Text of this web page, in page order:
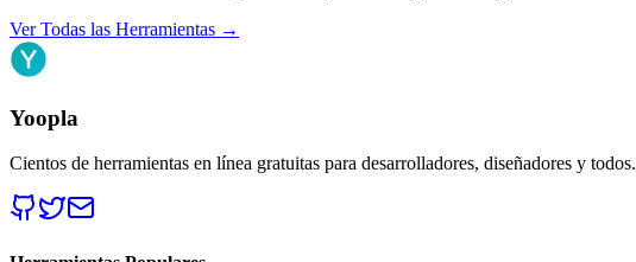
Ver Todas las Herramientas →
Yoopla
Cientos de herramientas en línea gratuitas para desarrolladores, diseñadores y todos.